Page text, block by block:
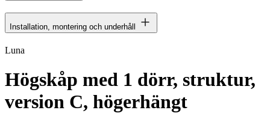
Installation, montering och underhåll
Luna
Högskåp med 1 dörr, struktur,
version C, högerhängt